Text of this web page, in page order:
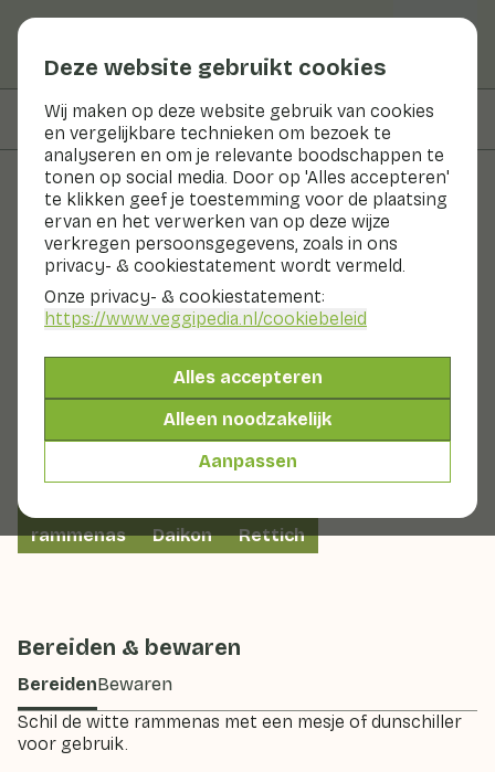
Deze website gebruikt cookies
Wij maken op deze website gebruik van cookies
en vergelijkbare technieken om bezoek te
analyseren en om je relevante boodschappen te
tonen op social media. Door op 'Alles accepteren'
te klikken geef je toestemming voor de plaatsing
ervan en het verwerken van op deze wijze
verkregen persoonsgegevens, zoals in ons
privacy- & cookiestatement wordt vermeld.
Onze privacy- & cookiestatement:
https://www.veggipedia.nl/cookiebeleid
Alles accepteren
Alleen noodzakelijk
Aanpassen
Op deze pagina Recepten met
Groenten en fruit
Witte rammenas
Groenten Koel & donker
daikon. Witte rammenas is de grote zus van de bekende
radijs. Het is een megagrote, witte wortel. Witte
rammenas smaakt milder, minder peperig dan een
radijsje. De structuur van witte rammenas is iets dichter,
minder waterig in vergelijking met radijs.
rammenas
Daikon Rettich
Bereiden & bewaren
BereidenBewaren
Schil de witte rammenas met een mesje of dunschiller
voor gebruik.